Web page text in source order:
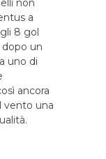
non
a
8 gol
dopo un
uno di
ancora
vento una